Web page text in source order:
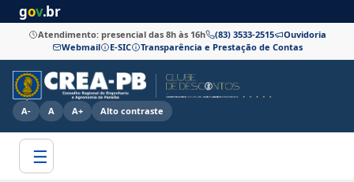
gov.br
Atendimento: presencial das 8h às 16h (83) 3533-2515
Ouvidoria
Webmail
E-SIC Transparência e Prestação de Contas
A- A A+ Alto contraste
☰